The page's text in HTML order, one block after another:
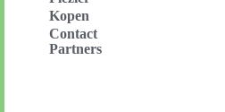
Kopen
Contact
Partners